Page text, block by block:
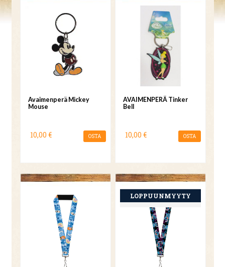
Avaimenperä Mickey
Mouse
10,00 € OSTA
AVAIMENPERÄ Tinker
Bell
10,00 € OSTA